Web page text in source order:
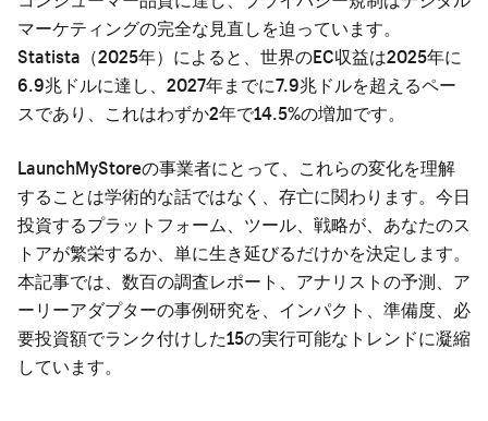
マーケティングの完全な見直しを迫っています。
Statista（2025年）によると、世界のEC収益は2025年に
6.9兆ドルに達し、2027年までに7.9兆ドルを超えるペー
スであり、これはわずか2年で14.5%の増加です。
LaunchMyStoreの事業者にとって、これらの変化を理解
することは学術的な話ではなく、存亡に関わります。今日
投資するプラットフォーム、ツール、戦略が、あなたのス
トアが繁栄するか、単に生き延びるだけかを決定します。
本記事では、数百の調査レポート、アナリストの予測、ア
ーリーアダプターの事例研究を、インパクト、準備度、必
要投資額でランク付けした15の実行可能なトレンドに凝縮
しています。